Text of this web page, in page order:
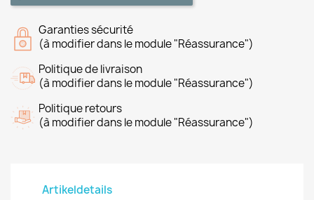
Garanties sécurité
(à modifier dans le module "Réassurance")
Politique de livraison
(à modifier dans le module "Réassurance")
Politique retours
(à modifier dans le module "Réassurance")
Artikeldetails